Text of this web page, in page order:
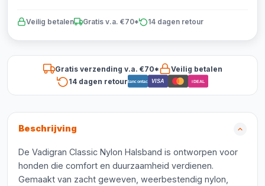
Veilig betalen Gratis v.a. €70* 14 dagen retour
Gratis verzending v.a. €70*
Veilig betalen
14 dagen retourBancontact VISA iDEAL
Beschrijving
De Vadigran Classic Nylon Halsband is ontworpen voor
honden die comfort en duurzaamheid verdienen.
Gemaakt van zacht geweven, weerbestendig nylon,